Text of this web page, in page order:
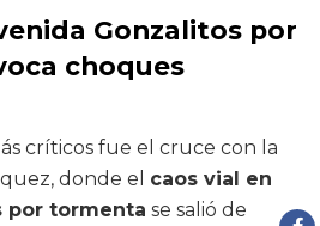
Gonzalitos por
choques
críticos fue el cruce con la
donde el caos vial en
por tormenta se salió de